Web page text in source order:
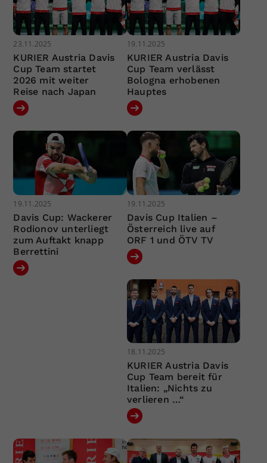
23.11.2025
KURIER Austria Davis
Cup Team startet
2026 mit weiter
Reise nach Japan
19.11.2025
KURIER Austria Davis
Cup Team verlässt
Bologna erhobenen
Hauptes
19.11.2025
Davis Cup: Wackerer
Rodionov unterliegt
zum Auftakt knapp
Berrettini
19.11.2025
Davis Cup Italien –
Österreich live auf
ORF 1 und ÖTV TV
18.11.2025
KURIER Austria Davis
Cup Team bereit für
Italien: „Nichts zu
verlieren …“